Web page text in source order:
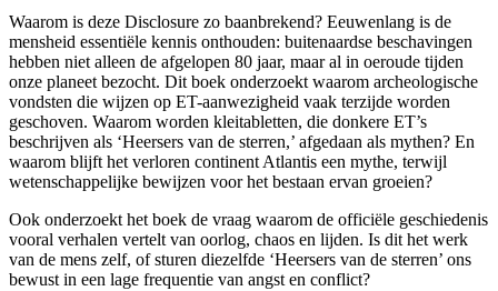
Waarom is deze Disclosure zo baanbrekend? Eeuwenlang is de
mensheid essentiële kennis onthouden: buitenaardse beschavingen
hebben niet alleen de afgelopen 80 jaar, maar al in oeroude tijden
onze planeet bezocht. Dit boek onderzoekt waarom archeologische
vondsten die wijzen op ET-aanwezigheid vaak terzijde worden
geschoven. Waarom worden kleitabletten, die donkere ET’s
beschrijven als ‘Heersers van de sterren,’ afgedaan als mythen? En
waarom blijft het verloren continent Atlantis een mythe, terwijl
wetenschappelijke bewijzen voor het bestaan ervan groeien?
Ook onderzoekt het boek de vraag waarom de officiële geschiedenis
vooral verhalen vertelt van oorlog, chaos en lijden. Is dit het werk
van de mens zelf, of sturen diezelfde ‘Heersers van de sterren’ ons
bewust in een lage frequentie van angst en conflict?